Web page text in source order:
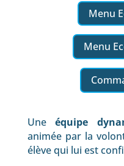
Menu
Menu
Uneéquipe
animée par la
élève qui lui est